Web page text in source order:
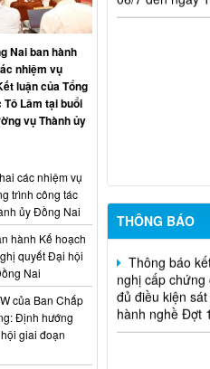
THÔNG BÁO
hành nghề hoạt
20/2026)
đủ điều kiện
hành nghề Đợt
Thông báo
nghị cấp
đủ điều kiện
hành nghề Đợt
Nai ban hành
nhiệm vụ
luận của Tổng
Lâm tại buổi
vụ Thành ủy
các nhiệm vụ
trình công tác
ủy Đồng Nai
hành Kế hoạch
quyết Đại hội
Nai
của Ban Chấp
Định hướng
giai đoạn